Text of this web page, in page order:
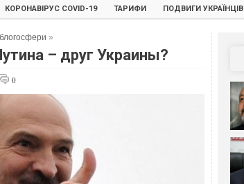
КОРОНАВІРУС COVID-19 ТАРИФИ ПОДВИГИ УКРАЇНЦІВ
»
– друг Украины?
0